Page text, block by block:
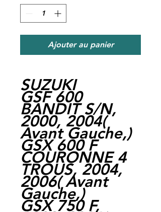
Ajouter au panier
SUZUKI
GSF 600
BANDIT S/N,
2000, 2004(
Avant Gauche,)
GSX 600 F
COURONNE 4
TROUS, 2004,
2006( Avant
Gauche,)
GSX 750 F,